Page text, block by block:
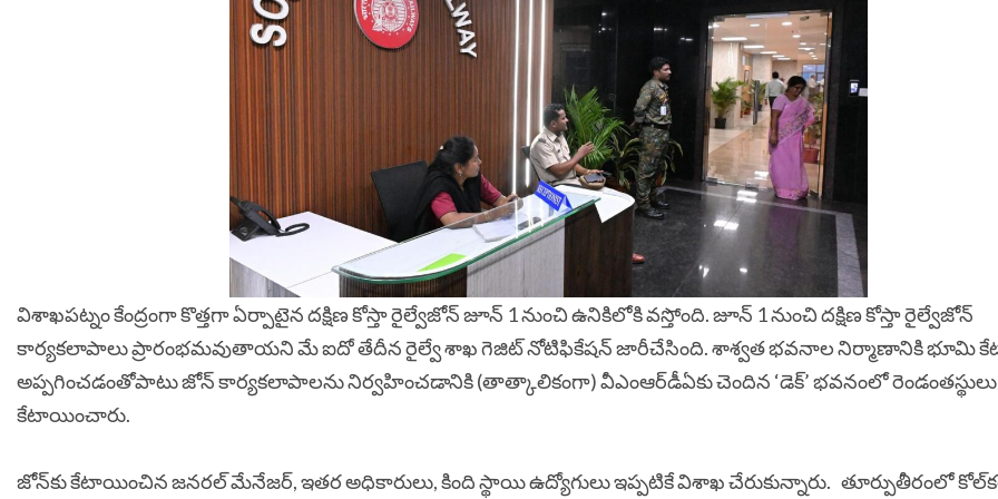
విశాఖపట్నం కేంద్రంగాకొత్తగా ఏర్పాటైన దక్షిణ కోస్తా రైల్వేజోన్‌ జూన్‌ 1 నుంచి ఉనికిలోకి వస్తోంది. జూన్‌ 1 నుంచి దక్షిణ కోస్తా రైల్వేజోన్‌
కార్యకలాపాలు ప్రారంభమవుతాయని మే ఐదో తేదీన రైల్వే శాఖ గెజిట్‌ నోటిఫికేషన్‌జారీచేసింది.శాశ్వత భవనాల నిర్మాణానికి భూమి
అప్పగించడంతోపాటు జోన్‌ కార్యకలాపాలను నిర్వహించడానికి (తాత్కాలికంగా) వీఎంఆర్‌డీఏకు చెందిన ‘డెక్‌’ భవనంలో రెండంతస్థులు
కేటాయించారు.
జోన్‌కు కేటాయించిన జనరల్‌ మేనేజర్‌, ఇతర అధికారులు, కింది స్థాయి ఉద్యోగులు ఇప్పటికే విశాఖ చేరుకున్నారు. తూర్పుతీరంలో